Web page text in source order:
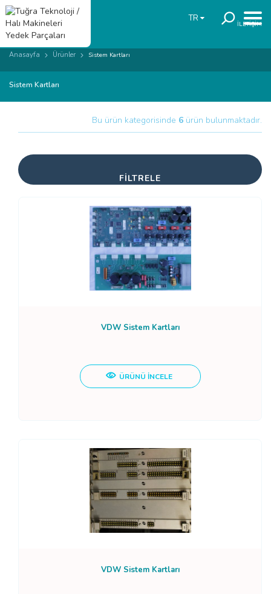
TR
İLETİŞİM
Anasayfa Ürünler Sistem Kartları
Sistem Kartları
Bu ürün kategorisinde 6 ürün bulunmaktadır.
FİLTRELE
VDW Sistem Kartları
ÜRÜNÜ İNCELE
VDW Sistem Kartları